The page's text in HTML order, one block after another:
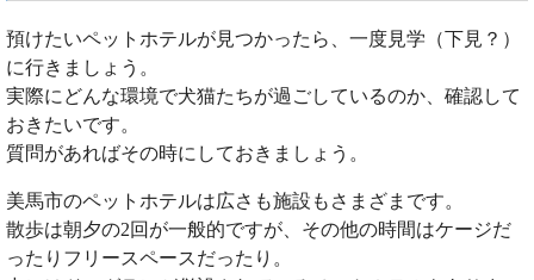
預けたいペットホテルが見つかったら、一度見学（下見？）
に行きましょう。
実際にどんな環境で犬猫たちが過ごしているのか、確認して
おきたいです。
質問があればその時にしておきましょう。
美馬市のペットホテルは広さも施設もさまざまです。
散歩は朝夕の2回が一般的ですが、その他の時間はケージだ
ったりフリースペースだったり。